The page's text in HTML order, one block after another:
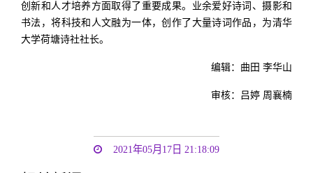
创新和人才培养方面取得了重要成果。业余爱好诗词、摄影和
书法，将科技和人文融为一体，创作了大量诗词作品，为清华
大学荷塘诗社社长。
编辑：曲田 李华山
审核：吕婷 周襄楠
2021年05月17日 21:18:09